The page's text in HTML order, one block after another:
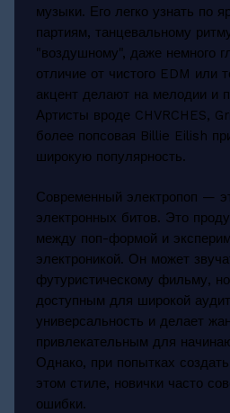
музыки. Его легко узнать по
партиям, танцевальному
"воздушному", даже немного
отличие от чистого EDM или
акцент делают на мелодии и
Артисты вроде CHVRCHES,
более попсовая Billie Eilish
широкую популярность.
Современный электропоп —
электронных битов. Это
между поп-формой и
электроникой. Он может
футуристическому фильму,
доступным для широкой
универсальность и делает
привлекательным для
Однако, при попытках
этом стиле, новички часто
ошибки.